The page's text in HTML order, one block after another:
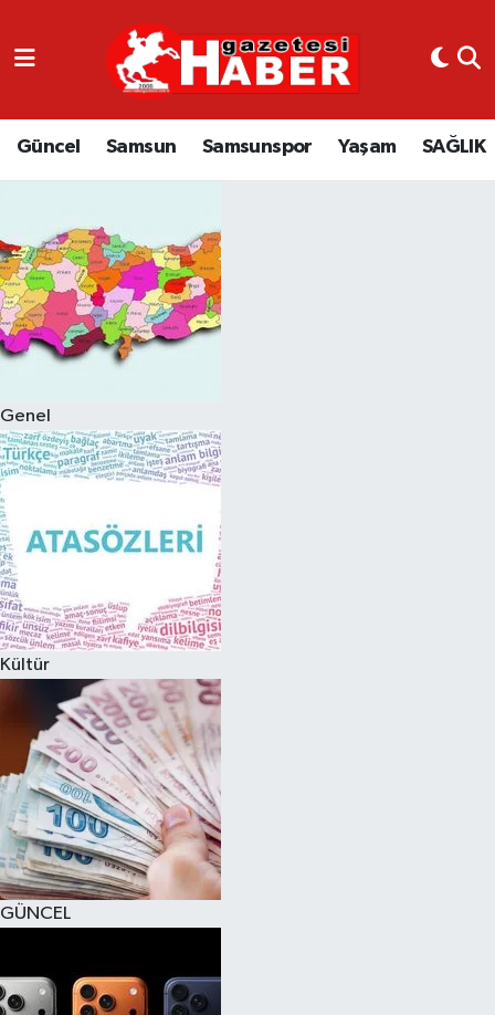
Güncel Samsun Samsunspor Yaşam SAĞLIK
Genel
Kültür
GÜNCEL
GÜNCEL
SAMSUN
EKONOMİ
YAŞAM